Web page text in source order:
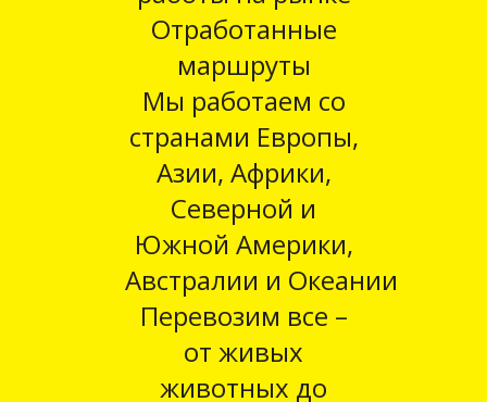
Отработанные
маршруты
Мы работаем со
странами Европы,
Азии, Африки,
Северной и
Южной Америки,
Австралии и Океании
Перевозим все –
от живых
животных до